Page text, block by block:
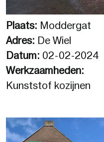
Plaats: Moddergat
Adres: De Wiel
Datum: 02-02-2024
Werkzaamheden:
Kunststof kozijnen